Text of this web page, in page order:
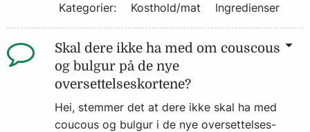
Kategorier: Kosthold/mat Ingredienser
Skal dere ikke ha med om couscous
og bulgur på de nye
oversettelseskortene?
Hei, stemmer det at dere ikke skal ha med
coucous og bulgur i de nye oversettelses-